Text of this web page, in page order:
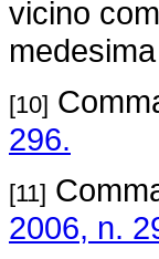
vicino
[10]
296.
[11]
2006, n.